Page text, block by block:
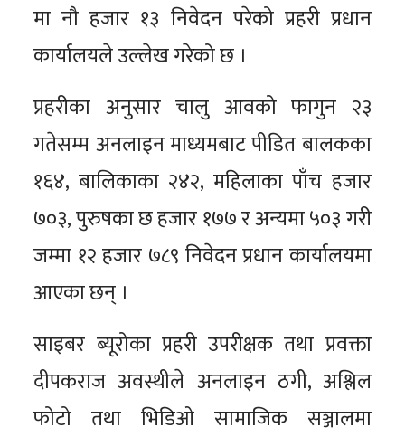
मा नौ हजार १३ निवेदन परेको प्रहरी प्रधान
कार्यालयले उल्लेख गरेको छ ।
प्रहरीका अनुसार चालु आवको फागुन २३
गतेसम्म अनलाइन माध्यमबाट पीडित बालकका
१६४, बालिकाका २४२, महिलाका पाँच हजार
७०३, पुरुषका छ हजार १७७ र अन्यमा ५०३ गरी
जम्मा १२ हजार ७८९ निवेदन प्रधान कार्यालयमा
आएका छन् ।
साइबर ब्यूरोका प्रहरी उपरीक्षक तथा प्रवक्ता
दीपकराज अवस्थीले अनलाइन ठगी, अश्लिल
फोटो तथा भिडिओ सामाजिक सञ्जालमा